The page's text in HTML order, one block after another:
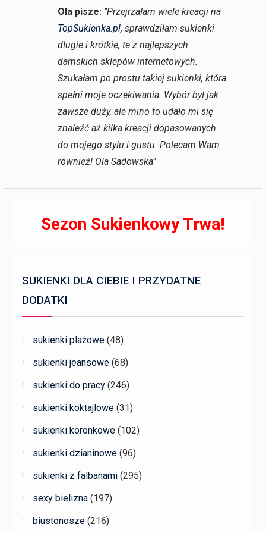
Ola pisze: "Przejrzałam wiele kreacji na
TopSukienka.pl, sprawdziłam sukienki
długie i krótkie, te z najlepszych
damskich sklepów internetowych.
Szukałam po prostu takiej sukienki, która
spełni moje oczekiwania. Wybór był jak
zawsze duży, ale mino to udało mi się
znaleźć aż kilka kreacji dopasowanych
do mojego stylu i gustu. Polecam Wam
również! Ola Sadowska"
Sezon Sukienkowy Trwa!
SUKIENKI DLA CIEBIE I PRZYDATNE
DODATKI
sukienki plażowe (48)
sukienki jeansowe (68)
sukienki do pracy (246)
sukienki koktajlowe (31)
sukienki koronkowe (102)
sukienki dzianinowe (96)
sukienki z falbanami (295)
sexy bielizna (197)
biustonosze (216)